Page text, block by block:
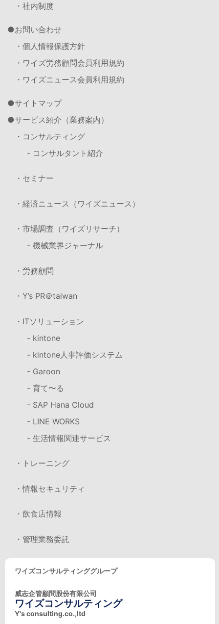
・社内制度
お問い合わせ
・個人情報保護方針
・ワイズ労務顧問会員利用規約
・ワイズニュース会員利用規約
サイトマップ
サービス紹介（業務案内）
・コンサルティング
- コンサルタント紹介
・セミナー
・経済ニュース（ワイズニュース）
・市場調査（ワイズリサーチ）
- 機械業界ジャーナル
・労務顧問
・Y’s PR＠taiwan
・ITソリューション
- kintone
- kintone人事評価システム
- Garoon
- 育て〜る
- SAP Hana Cloud
- LINE WORKS
- 生活情報関連サービス
・トレーニング
・情報セキュリティ
・飲食店情報
・管理業務委託
ワイズコンサルティンググループ
威志企管顧問股份有限公司
ワイズコンサルティング
Y's consulting.co.,ltd